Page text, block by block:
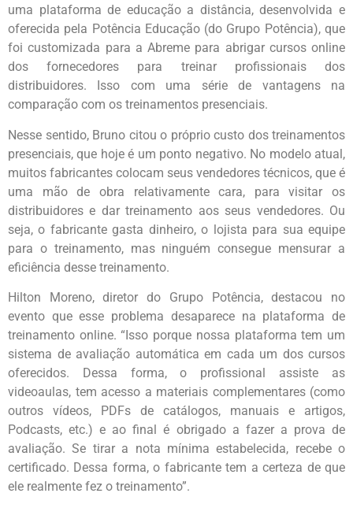
uma plataforma de educação a distância, desenvolvida e
oferecida pela Potência Educação (do Grupo Potência), que
foi customizada para a Abreme para abrigar cursos online
dos fornecedores para treinar profissionais dos
distribuidores. Isso com uma série de vantagens na
comparação com os treinamentos presenciais.
Nesse sentido, Bruno citou o próprio custo dos treinamentos
presenciais, que hoje é um ponto negativo. No modelo atual,
muitos fabricantes colocam seus vendedores técnicos, que é
uma mão de obra relativamente cara, para visitar os
distribuidores e dar treinamento aos seus vendedores. Ou
seja, o fabricante gasta dinheiro, o lojista para sua equipe
para o treinamento, mas ninguém consegue mensurar a
eficiência desse treinamento.
Hilton Moreno, diretor do Grupo Potência, destacou no
evento que esse problema desaparece na plataforma de
treinamento online. “Isso porque nossa plataforma tem um
sistema de avaliação automática em cada um dos cursos
oferecidos. Dessa forma, o profissional assiste as
videoaulas, tem acesso a materiais complementares (como
outros vídeos, PDFs de catálogos, manuais e artigos,
Podcasts, etc.) e ao final é obrigado a fazer a prova de
avaliação. Se tirar a nota mínima estabelecida, recebe o
certificado. Dessa forma, o fabricante tem a certeza de que
ele realmente fez o treinamento”.